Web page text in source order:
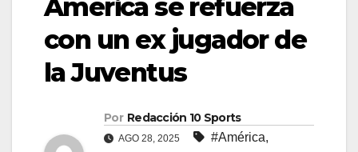
América se refuerza
con un ex jugador de
la Juventus
Por Redacción 10 Sports
AGO 28, 2025 #América,